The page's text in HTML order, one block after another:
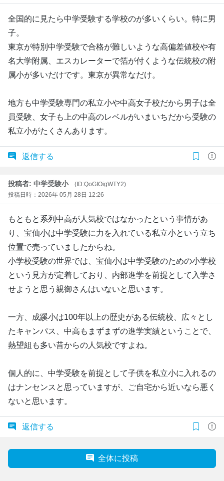
全国的に見たら中学受験する学校のが多いくらい。特に男
子。
東京が特別中学受験で合格が難しいような高偏差値校や有
名大学附属、エスカレーターで箔が付くような伝統校の附
属小が多いだけです。東京が異常なだけ。
地方も中学受験専門の私立小や中高女子校だから男子は全
員受験、女子も上の中高のレベルがいまいちだから受験の
私立小がたくさんあります。
返信する
投稿者: 中学受験小
(ID:QoGIOigWTY2)
投稿日時：2026年 05月 28日 12:26
もともと系列中高が人気校ではなかったという事情があ
り、宝仙小は中学受験に力を入れている私立小という立ち
位置で売っていましたからね。
小学校受験の世界では、宝仙小は中学受験のための小学校
という見方が定着しており、内部進学を前提として入学さ
せようと思う親御さんはいないと思います。
一方、成蹊小は100年以上の歴史がある伝統校、広々とし
たキャンパス、中高もまずまずの進学実績ということで、
熱望組も多い昔からの人気校ですよね。
個人的に、中学受験を前提として子供を私立小に入れるの
はナンセンスと思っていますが、ご自宅から近いなら悪く
ないと思います。
返信する
全体に投稿